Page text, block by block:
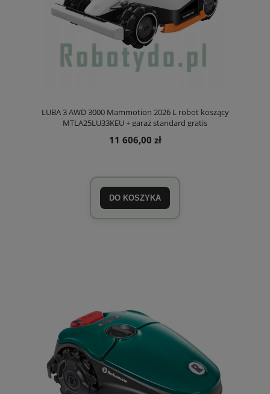
LUBA 3 AWD 3000 Mammotion 2026 L robot koszący
MTLA25LU33KEU + garaż standard gratis
11 606,00 zł
DO KOSZYKA